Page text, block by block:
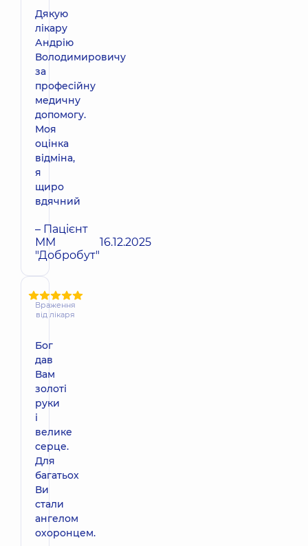
Дякую
лікару
Андрію
Володимировичу
за
професійну
медичну
допомогу.
Моя
оцінка
відміна,
я
щиро
вдячний
– Пацієнт
ММ
"Добробут"
16.12.2025
Враження
від лікаря
Бог
дав
Вам
золоті
руки
і
велике
серце.
Для
багатьох
Ви
стали
ангелом
охоронцем.